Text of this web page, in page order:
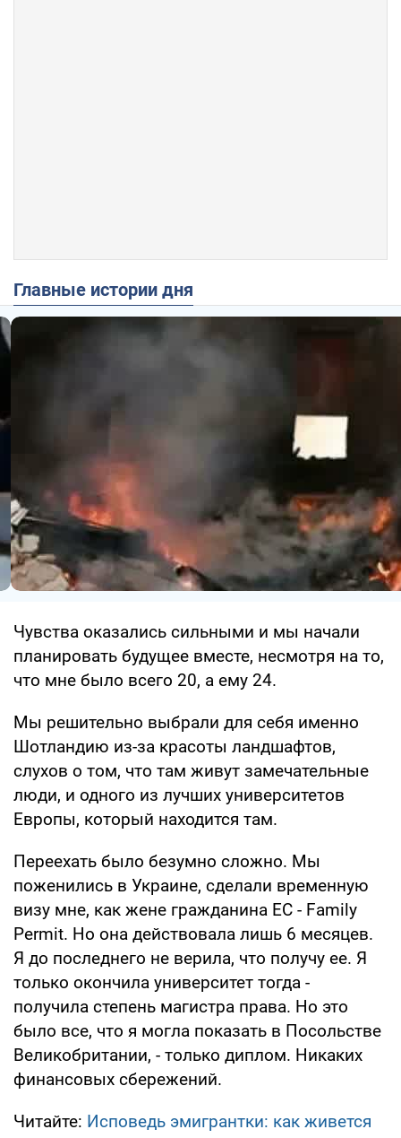
Главные истории дня
Чувства оказались сильными и мы начали
планировать будущее вместе, несмотря на то,
что мне было всего 20, а ему 24.
Мы решительно выбрали для себя именно
Шотландию из-за красоты ландшафтов,
слухов о том, что там живут замечательные
люди, и одного из лучших университетов
Европы, который находится там.
Переехать было безумно сложно. Мы
поженились в Украине, сделали временную
визу мне, как жене гражданина ЕС - Family
Permit. Но она действовала лишь 6 месяцев.
Я до последнего не верила, что получу ее. Я
только окончила университет тогда -
получила степень магистра права. Но это
было все, что я могла показать в Посольстве
Великобритании, - только диплом. Никаких
финансовых сбережений.
Читайте: Исповедь эмигрантки: как живется